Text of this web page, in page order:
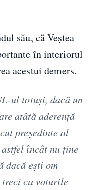
său, că Veștea
în interiorul
acestui demers.
ul totuși, dacă un
atâtă aderență
președinte al
încât nu ține
dacă ești om
cu voturile